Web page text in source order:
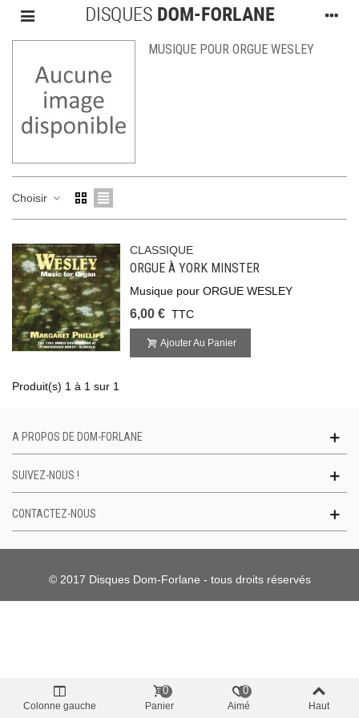
MUSIQUE POUR ORGUE WESLEY
Choisir
CLASSIQUE
ORGUE À YORK MINSTER
Musique pour ORGUE WESLEY
6,00 € TTC
Ajouter Au Panier
Produit(s) 1 à 1 sur 1
A PROPOS DE DOM-FORLANE
SUIVEZ-NOUS !
CONTACTEZ-NOUS
© 2017 Disques Dom-Forlane - tous droits réservés
Colonne gauche Panier
0
Aimé
0
Haut